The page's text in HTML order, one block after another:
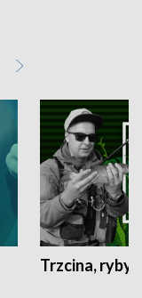
Trzcina, ryby